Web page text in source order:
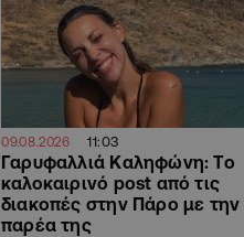
09.08.2026 11:03
Γαρυφαλλιά Καληφώνη: To
καλοκαιρινό post από τις
διακοπές στην Πάρο με την
παρέα της